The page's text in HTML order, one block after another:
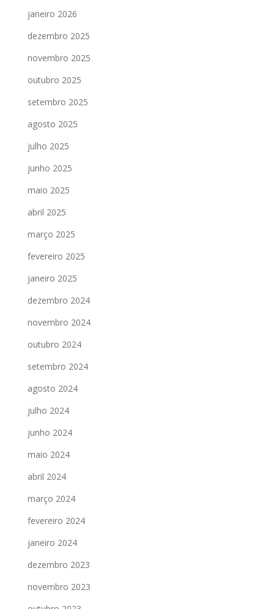
janeiro 2026
dezembro 2025
novembro 2025
outubro 2025
setembro 2025
agosto 2025
julho 2025
junho 2025
maio 2025
abril 2025
março 2025
fevereiro 2025
janeiro 2025
dezembro 2024
novembro 2024
outubro 2024
setembro 2024
agosto 2024
julho 2024
junho 2024
maio 2024
abril 2024
março 2024
fevereiro 2024
janeiro 2024
dezembro 2023
novembro 2023